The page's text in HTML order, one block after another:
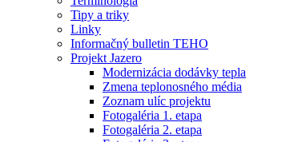
Tipy a triky
Linky
Informačný bulletin TEHO
Projekt Jazero
Modernizácia dodávky tepla
Zmena teplonosného média
Zoznam ulíc projektu
Fotogaléria 1. etapa
Fotogaléria 2. etapa